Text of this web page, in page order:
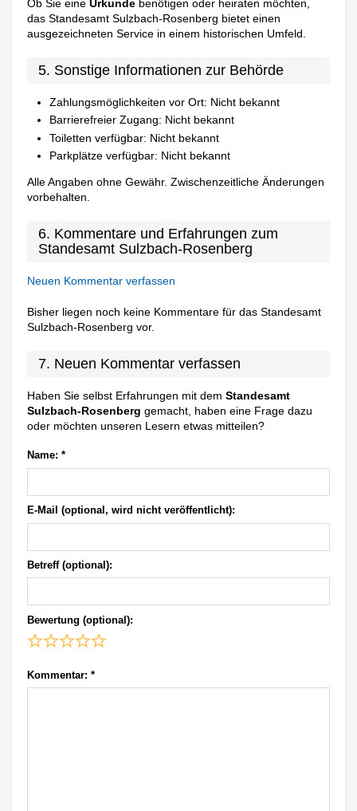
Ob Sie eineUrkunde benötigen oder heiraten möchten,
das Standesamt Sulzbach-Rosenberg bietet einen
ausgezeichneten Service in einem historischen Umfeld.
5. Sonstige Informationen zur Behörde
Zahlungsmöglichkeiten vor Ort: Nicht bekannt
Barrierefreier Zugang: Nicht bekannt
Toiletten verfügbar: Nicht bekannt
Parkplätze verfügbar: Nicht bekannt
Alle Angaben ohne Gewähr. Zwischenzeitliche Änderungen
vorbehalten.
6. Kommentare und Erfahrungen zum
Standesamt Sulzbach-Rosenberg
Neuen Kommentar verfassen
Bisher liegen noch keine Kommentare für das Standesamt
Sulzbach-Rosenberg vor.
7. Neuen Kommentar verfassen
Haben Sie selbst Erfahrungen mit demStandesamt
Sulzbach-Rosenberg gemacht, haben eine Frage dazu
oder möchten unseren Lesern etwas mitteilen?
Name: *
E-Mail (optional, wird nicht veröffentlicht):
Betreff (optional):
Bewertung (optional):
Kommentar: *